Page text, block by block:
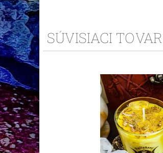
SÚVISIACI TOVAR